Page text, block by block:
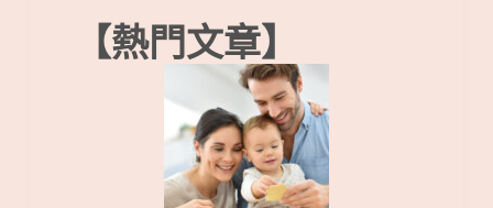
【熱門文章】